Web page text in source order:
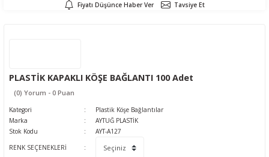
Fiyatı Düşünce Haber Ver Tavsiye Et
PLASTİK KAPAKLI KÖŞE BAĞLANTI 100 Adet
(0) Yorum - 0 Puan
Kategori
Plastik Köşe Bağlantılar
Marka
AYTUĞ PLASTİK
Stok Kodu
AYT-A127
RENK SEÇENEKLERİ